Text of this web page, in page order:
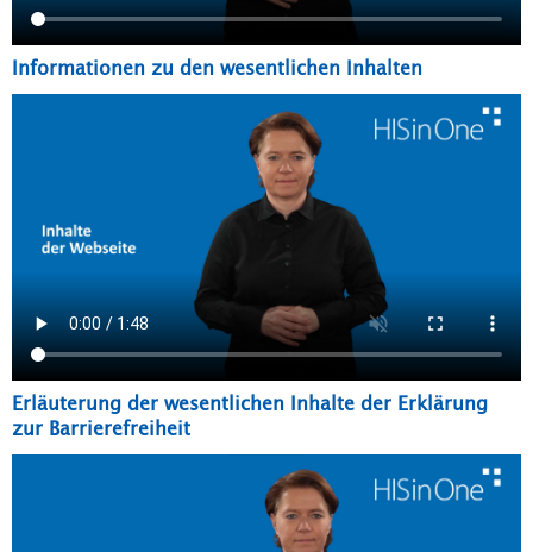
Informationen zu den wesentlichen Inhalten
Erläuterung der wesentlichen Inhalte der Erklärung
zur Barrierefreiheit